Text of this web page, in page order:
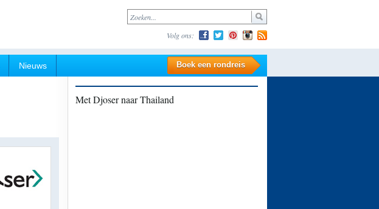
Volg ons:
Nieuws Boek een rondreis
Met Djoser naar Thailand